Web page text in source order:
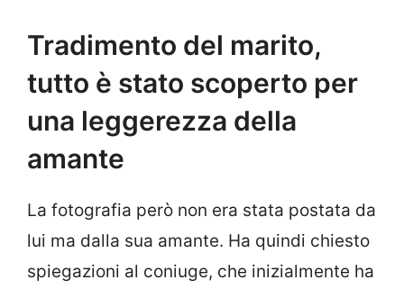
Tradimento del marito,
tutto è stato scoperto per
una leggerezza della
amante
La fotografia però non era stata postata da
lui ma dalla sua amante. Ha quindi chiesto
spiegazioni al coniuge, che inizialmente ha